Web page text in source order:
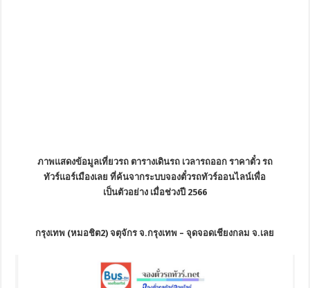
ภาพแสดงข้อมูลเที่ยวรถ ตารางเดินรถ เวลารถออก ราคาตั๋ว รถ
ทัวร์แอร์เมืองเลย ที่ค้นจากระบบจองตั๋วรถทัวร์ออนไลน์เพื่อ
เป็นตัวอย่าง เมื่อช่วงปี 2566
กรุงเทพ (หมอชิต2) จตุจักร จ.กรุงเทพ – จุดจอดเชียงกลม จ.เลย